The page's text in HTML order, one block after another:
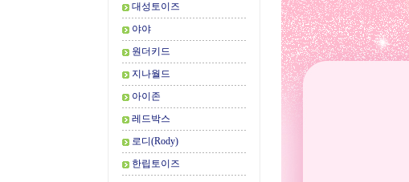
대성토이즈
야야
원더키드
지나월드
아이존
레드박스
로디(Rody)
한립토이즈